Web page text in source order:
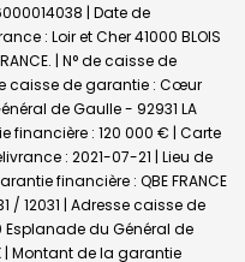
| Date de
: Loir et Cher 41000 BLOIS
| N° de caisse de
caisse de garantie : Cœur
de Gaulle - 92931 LA
financière : 120 000 € | Carte
: 2021-07-21 | Lieu de
financière : QBE FRANCE
/ 12031 | Adresse caisse de
Esplanade du Général de
| Montant de la garantie